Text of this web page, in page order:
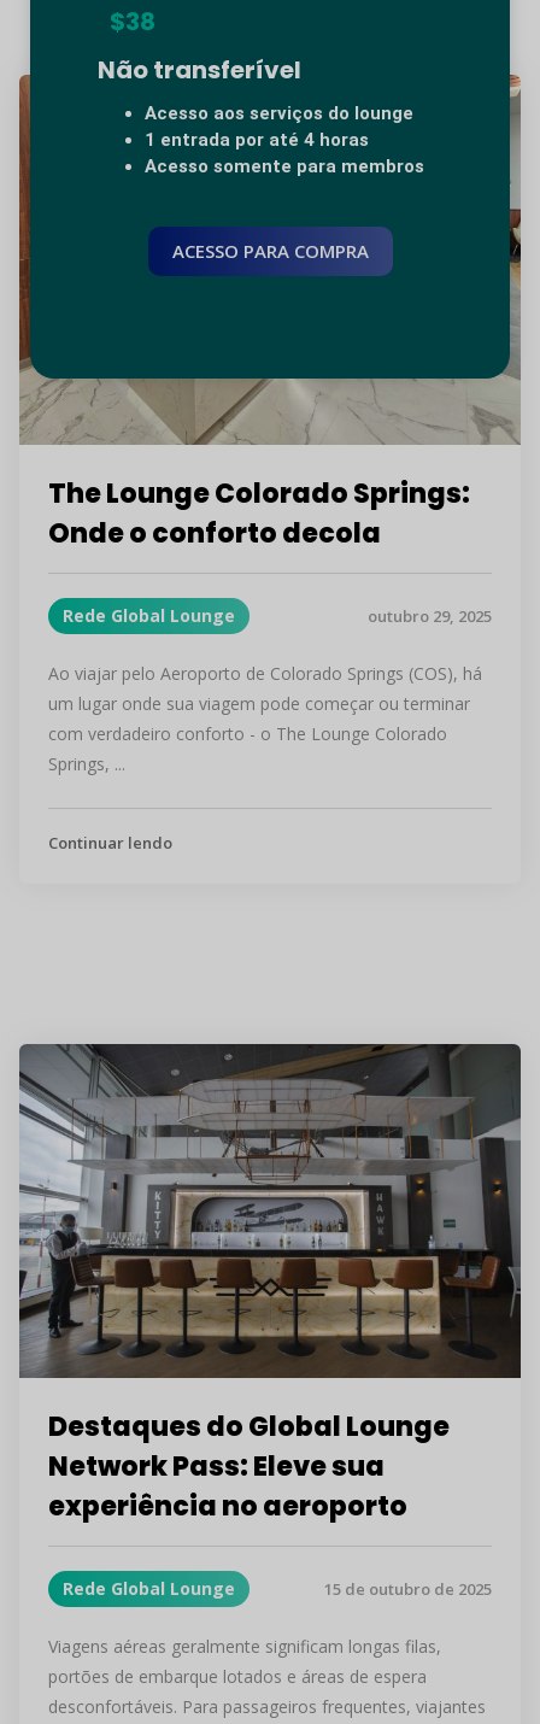
The Lounge Colorado Springs:
Onde o conforto decola
Rede Global Lounge outubro 29, 2025
Ao viajar pelo Aeroporto de Colorado Springs (COS), há
um lugar onde sua viagem pode começar ou terminar
com verdadeiro conforto - o The Lounge Colorado
Springs, ...
Continuar lendo
Destaques do Global Lounge
Network Pass: Eleve sua
experiência no aeroporto
Rede Global Lounge 15 de outubro de 2025
Viagens aéreas geralmente significam longas filas,
portões de embarque lotados e áreas de espera
desconfortáveis. Para passageiros frequentes, viajantes
$38
Não transferível
Acesso aos serviços do lounge
1 entrada por até 4 horas
Acesso somente para membros
ACESSO PARA COMPRA